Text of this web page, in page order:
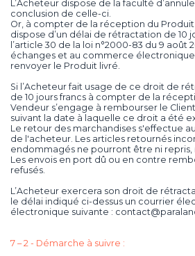
L’Acheteur dispose de la faculté
conclusion de celle-ci.
Or, à compter de la réception du
dispose d’un délai de rétractation de 10
l’article 30 de la loi n°2000-83 du 9 août
échanges et au commerce
renvoyer le Produit livré.
Si l’Acheteur fait usage de ce droit de
de 10 jours francs à compter de la
Vendeur s’engage à rembourser le
suivant la date à laquelle ce droit a été
Le retour des marchandises s'effectue
de l'acheteur. Les articles retournés
endommagés ne pourront être ni repris,
Les envois en port dû ou en contre
refusés.
L’Acheteur exercera son droit de
le délai indiqué ci-dessus un courrier
électronique suivante :
7 – 2 - Démarche à suivre :